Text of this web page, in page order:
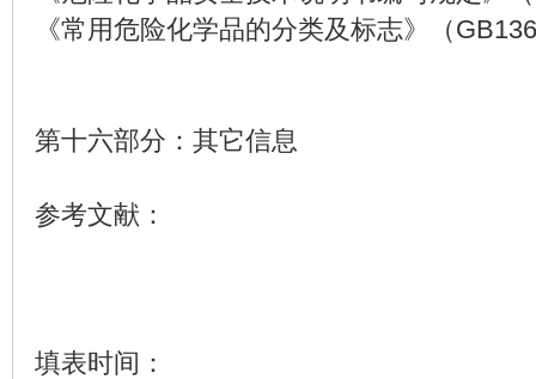
《常用危险化学品的分类及标志》（
第十六部分：其它信息
参考文献：
填表时间：